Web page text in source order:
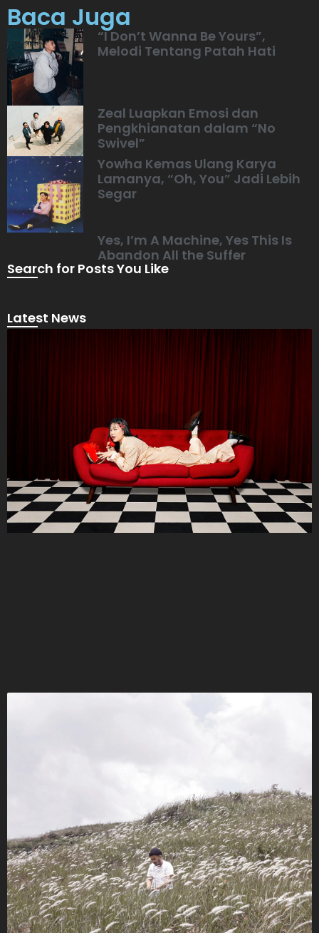
Baca Juga
“I Don’t Wanna Be Yours”,
Melodi Tentang Patah Hati
Zeal Luapkan Emosi dan
Pengkhianatan dalam “No
Swivel”
Yowha Kemas Ulang Karya
Lamanya, “Oh, You” Jadi Lebih
Segar
Yes, I’m A Machine, Yes This Is
Abandon All the Suffer
Search for Posts You Like
Latest News